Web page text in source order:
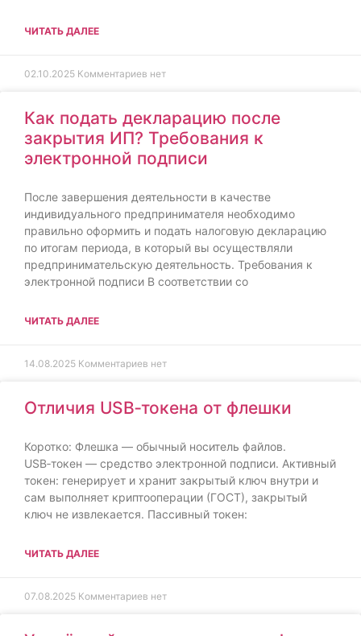
ЧИТАТЬ ДАЛЕЕ
02.10.2025 Комментариев нет
Как подать декларацию после
закрытия ИП? Требования к
электронной подписи
После завершения деятельности в качестве
индивидуального предпринимателя необходимо
правильно оформить и подать налоговую декларацию
по итогам периода, в который вы осуществляли
предпринимательскую деятельность. Требования к
электронной подписи В соответствии со
ЧИТАТЬ ДАЛЕЕ
14.08.2025 Комментариев нет
Отличия USB‑токена от флешки
Коротко: Флешка — обычный носитель файлов.
USB‑токен — средство электронной подписи. Активный
токен: генерирует и хранит закрытый ключ внутри и
сам выполняет криптооперации (ГОСТ), закрытый
ключ не извлекается. Пассивный токен:
ЧИТАТЬ ДАЛЕЕ
07.08.2025 Комментариев нет